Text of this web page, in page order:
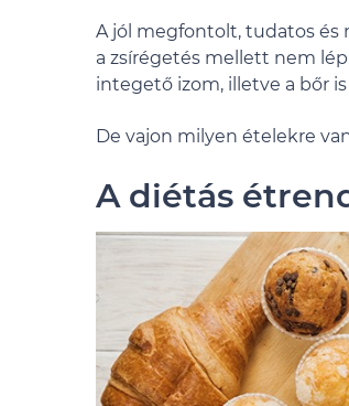
A jól megfontolt, tudatos és
a zsírégetés mellett nem
integető izom, illetve a bőr is
De vajon milyen ételekre
A diétás